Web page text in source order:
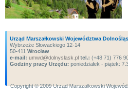
Urząd Marszałkowski Województwa
Wybrzeże Słowackiego 12-14
50-411 Wrocław
e-mail: umwd@dolnyslask.pl tel.: (+48 71) 776
Godziny pracy Urzędu: poniedziałek - piątek:
Copyright ® 2009 Urząd Marszałkowski